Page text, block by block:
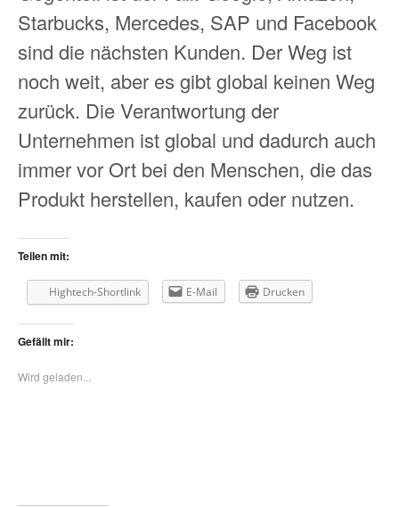
Starbucks, Mercedes, SAP und Facebook
sind die nächsten Kunden. Der Weg ist
noch weit, aber es gibt global keinen Weg
zurück. Die Verantwortung der
Unternehmen ist global und dadurch auch
immer vor Ort bei den Menschen, die das
Produkt herstellen, kaufen oder nutzen.
Teilen mit:
Hightech-Shortlink E-Mail Drucken
Gefällt mir:
Wird geladen...